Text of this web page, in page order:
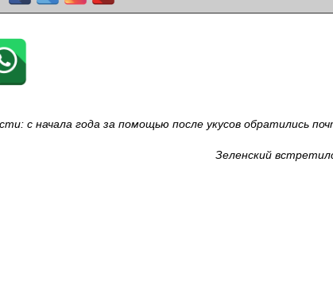
с начала года за помощью после укусов обратились
Зеленский